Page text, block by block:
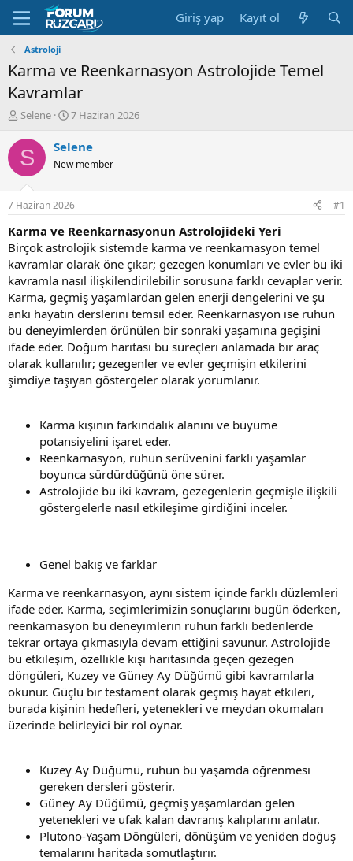
Giriş yap Kayıt ol
Astroloji
Karma ve Reenkarnasyon Astrolojide Temel
Kavramlar
K
n
u
u
B
a
ş
a
t
a
n
Selene
B
ş
a
g
ı
ç
a
r
i
h
i
7 Haziran 2026
S Selene
New member
7 Haziran 2026 #1
Karma ve Reenkarnasyonun Astrolojideki Yeri
Birçok astrolojik sistemde karma ve reenkarnasyon temel
kavramlar olarak öne çıkar; gezegen konumları ve evler bu iki
kavramla nasıl ilişkilendirilebilir sorusuna farklı cevaplar verir.
Karma, geçmiş yaşamlardan gelen enerji dengelerini ve şu
anki hayatın derslerini temsil eder. Reenkarnasyon ise ruhun
bu deneyimlerden örünülen bir sonraki yaşamına geçişini
ifade eder. Doğum haritası bu süreçleri anlamada bir araç
olarak kullanılır; gezegenler ve evler geçmişin etkilerini
şimdiye taşıyan göstergeler olarak yorumlanır.
Karma kişinin farkındalık alanını ve büyüme
potansiyelini işaret eder.
Reenkarnasyon, ruhun serüvenini farklı yaşamlar
boyunca sürdürdüğünü öne sürer.
Astrolojide bu iki kavram, gezegenlerin geçmişle ilişkili
göstergelerle nasıl etkileşime girdiğini inceler.
Genel bakış ve farklar
Karma ve reenkarnasyon, aynı sistem içinde farklı düzlemleri
ifade eder. Karma, seçimlerimizin sonuçlarını bugün öderken,
reenkarnasyon bu deneyimlerin ruhun farklı bedenlerde
tekrar ortaya çıkmasıyla devam ettiğini savunur. Astrolojide
bu etkileşim, özellikle kişi haritasında geçen gezegen
döngüleri, Kuzey ve Güney Ay Düğümü gibi kavramlarla
okunur. Güçlü bir testament olarak geçmiş hayat etkileri,
burada kişinin hedefleri, yetenekleri ve meydan okumaları
üzerinde belirleyici bir rol oynar.
Kuzey Ay Düğümü, ruhun bu yaşamda öğrenmesi
gereken dersleri gösterir.
Güney Ay Düğümü, geçmiş yaşamlardan gelen
yetenekleri ve ufak kalan davranış kalıplarını anlatır.
Plutono-Yaşam Döngüleri, dönüşüm ve yeniden doğuş
temalarını haritada somutlaştırır.